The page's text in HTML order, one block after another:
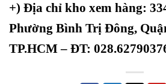
+) Địa chỉ kho xem hàng:
Phường Bình Trị Đông,
TP.HCM – ĐT: